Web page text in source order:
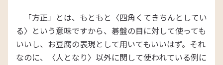
「方正」とは、もともと〈四角くてきちんとしてい
る〉という意味ですから、碁盤の目に対して使っても
いいし、お豆腐の表現として用いてもいいはず。それ
なのに、〈人となり〉以外に関して使われている例に